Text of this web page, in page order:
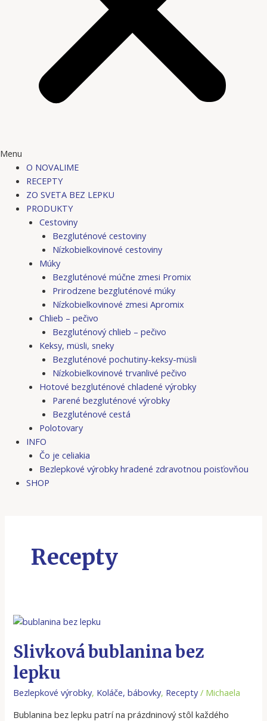
Menu
O NOVALIME
RECEPTY
ZO SVETA BEZ LEPKU
PRODUKTY
Cestoviny
Bezgluténové cestoviny
Nízkobielkovinové cestoviny
Múky
Bezgluténové múčne zmesi Promix
Prirodzene bezgluténové múky
Nízkobielkovinové zmesi Apromix
Chlieb – pečivo
Bezgluténový chlieb – pečivo
Keksy, müsli, sneky
Bezgluténové pochutiny-keksy-müsli
Nízkobielkovinové trvanlivé pečivo
Hotové bezgluténové chladené výrobky
Parené bezgluténové výrobky
Bezgluténové cestá
Polotovary
INFO
Čo je celiakia
Bezlepkové výrobky hradené zdravotnou poisťovňou
SHOP
Recepty
Slivková bublanina bez
lepku
Bezlepkové výrobky, Koláče, bábovky, Recepty/ Michaela
Bublanina bez lepku patrí na prázdninový stôl každého
Slivková
bez
lepku